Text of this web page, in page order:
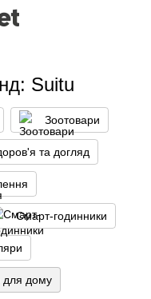
Suitu
Зоотовари
та догляд
Смарт-годинники
для дому